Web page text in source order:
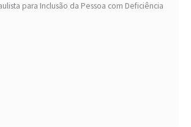
para Inclusão da Pessoa com Deficiência